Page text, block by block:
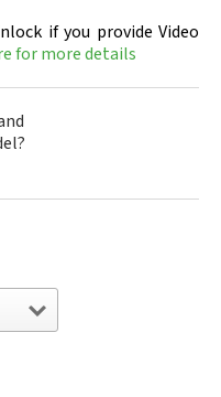
if you provide Video
for more details